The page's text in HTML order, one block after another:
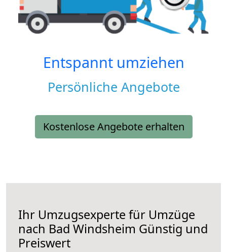
Entspannt umziehen
Persönliche Angebote
Kostenlose Angebote erhalten
Ihr Umzugsexperte für Umzüge
nach Bad Windsheim Günstig und
Preiswert